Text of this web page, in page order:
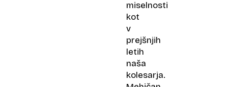
miselnosti
kot
v
prejšnjih
letih
naša
kolesarja.